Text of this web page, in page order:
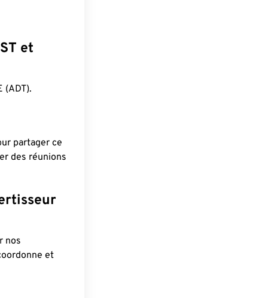
et
(ADT).
partager ce
des réunions
nos
et